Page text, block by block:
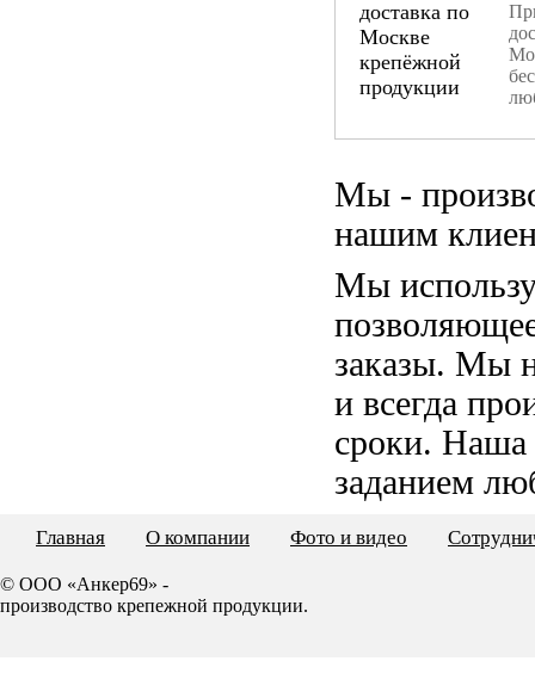
Мы -
нашим
Мы
заказы. Мы
и всегда
сроки. Наша
заданием
Главная О компании Фото и видео
© ООО «Анкер69» -
производство крепежной продукции.